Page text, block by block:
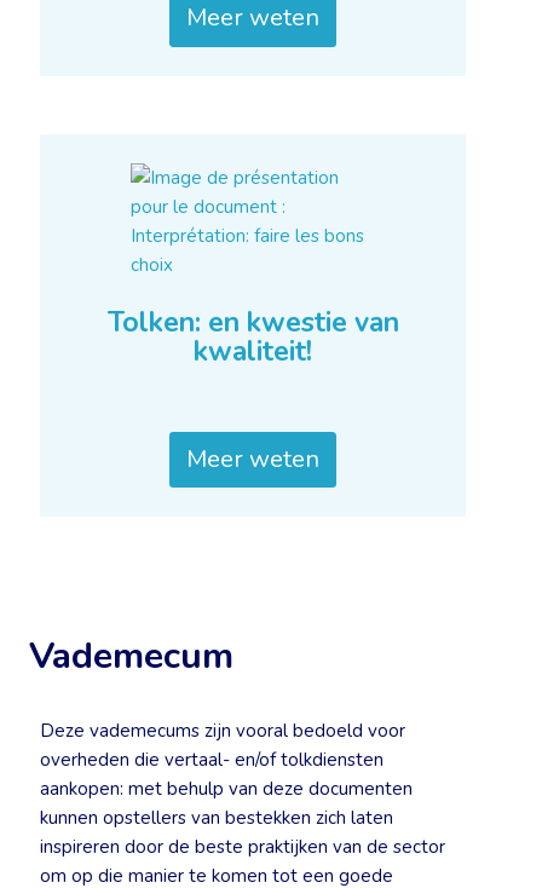
Meer weten
Tolken: en kwestie van
kwaliteit!
Meer weten
Vademecum
Deze vademecums zijn vooral bedoeld voor
overheden die vertaal- en/of tolkdiensten
aankopen: met behulp van deze documenten
kunnen opstellers van bestekken zich laten
inspireren door de beste praktijken van de sector
om op die manier te komen tot een goede